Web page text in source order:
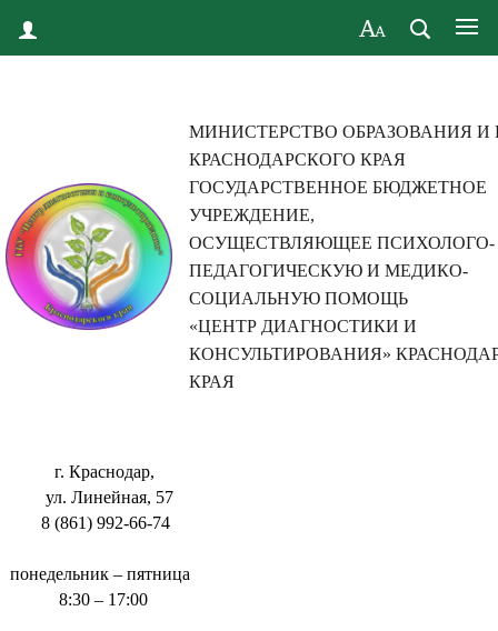
МИНИСТЕРСТВО ОБРАЗОВАНИЯ И
КРАСНОДАРСКОГО КРАЯ
ГОСУДАРСТВЕННОЕ БЮДЖЕТНОЕ
УЧРЕЖДЕНИЕ,
ОСУЩЕСТВЛЯЮЩЕЕ ПСИХОЛОГО-
ПЕДАГОГИЧЕСКУЮ И МЕДИКО-
СОЦИАЛЬНУЮ ПОМОЩЬ
«ЦЕНТР ДИАГНОСТИКИ И
КОНСУЛЬТИРОВАНИЯ»
КРАЯ
г. Краснодар,
ул. Линейная, 57
8 (861) 992-66-74
понедельник – пятница
8:30 – 17:00